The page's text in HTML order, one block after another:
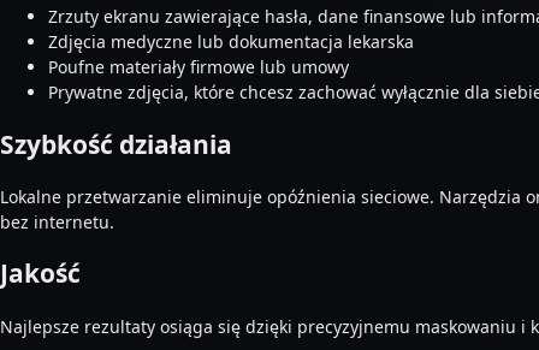
Zrzuty ekranu zawierające hasła, dane finansowe lub
Zdjęcia medyczne lub dokumentacja lekarska
Poufne materiały firmowe lub umowy
Prywatne zdjęcia, które chcesz zachować wyłącznie dla
Szybkość działania
Lokalne przetwarzanie eliminuje opóźnienia sieciowe. Narzędzia
bez internetu.
Jakość
Najlepsze rezultaty osiąga się dzięki precyzyjnemu maskowaniu